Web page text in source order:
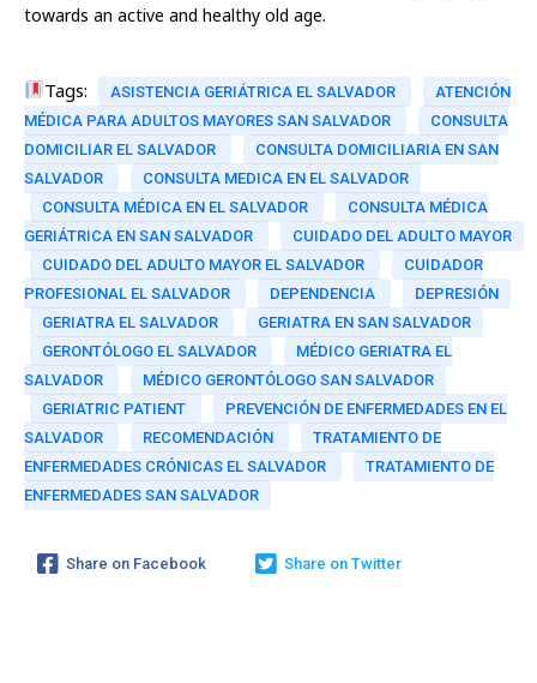
towards an active and healthy old age.
Tags: ASISTENCIA GERIÁTRICA EL SALVADOR
ATENCIÓN
MÉDICA PARA ADULTOS MAYORES SAN SALVADOR
CONSULTA
DOMICILIAR EL SALVADOR
CONSULTA DOMICILIARIA EN SAN
SALVADOR
CONSULTA MEDICA EN EL SALVADOR
CONSULTA MÉDICA EN EL SALVADOR
CONSULTA MÉDICA
GERIÁTRICA EN SAN SALVADOR
CUIDADO DEL ADULTO MAYOR
CUIDADO DEL ADULTO MAYOR EL SALVADOR
CUIDADOR
PROFESIONAL EL SALVADOR
DEPENDENCIA
DEPRESIÓN
GERIATRA EL SALVADOR
GERIATRA EN SAN SALVADOR
GERONTÓLOGO EL SALVADOR
MÉDICO GERIATRA EL
SALVADOR
MÉDICO GERONTÓLOGO SAN SALVADOR
GERIATRIC PATIENT
PREVENCIÓN DE ENFERMEDADES EN EL
SALVADOR
RECOMENDACIÓN
TRATAMIENTO DE
ENFERMEDADES CRÓNICAS EL SALVADOR
TRATAMIENTO DE
ENFERMEDADES SAN SALVADOR
Share on Facebook Share on Twitter